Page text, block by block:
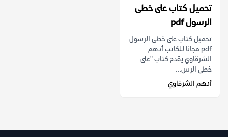
تحميل كتاب على خطى
الرسول pdf
تحميل كتاب على خطى الرسول
pdf مجانا للكاتب أدهم
الشرقاوي يقدم كتاب "على
خطى الرس...
أدهم الشرقاوي